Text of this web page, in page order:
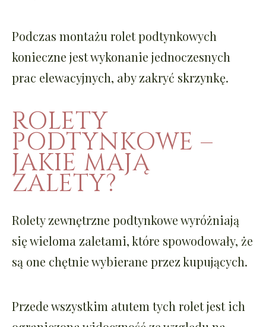
Podczas montażu rolet podtynkowych
konieczne jest wykonanie jednoczesnych
prac elewacyjnych, aby zakryć skrzynkę.
ROLETY
PODTYNKOWE –
JAKIE MAJĄ
ZALETY?
Rolety zewnętrzne podtynkowe wyróżniają
się wieloma zaletami, które spowodowały, że
są one chętnie wybierane przez kupujących.
Przede wszystkim atutem tych rolet jest ich